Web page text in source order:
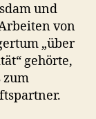
und
von
„über
gehörte,
zum